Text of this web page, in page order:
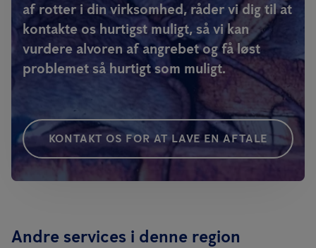
af rotter i din virksomhed, råder vi dig til at
kontakte os hurtigst muligt, så vi kan
vurdere alvoren af angrebet og få løst
problemet så hurtigt som muligt.
KONTAKT OS FOR AT LAVE EN AFTALE
Andre services i denne region